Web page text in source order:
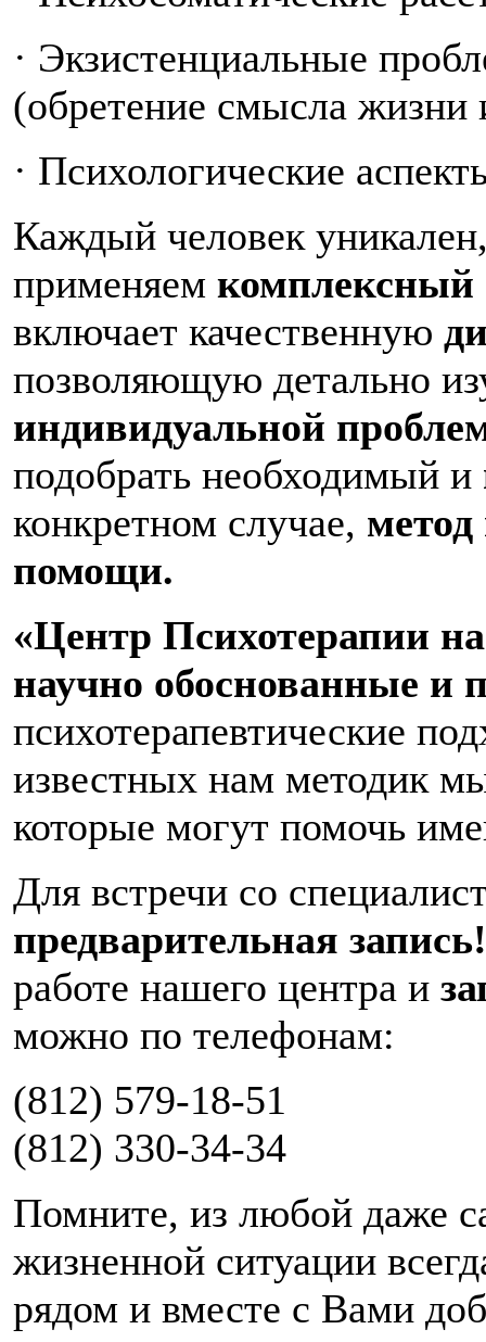
· Экзистенциальные
(обретение смысла жизни
· Психологические
Каждый человек
применяем комплексный
включает качественную
позволяющую детально
индивидуальной
подобрать необходимый и
конкретном случае, метод
помощи.
«Центр Психотерапии
научно обоснованные и
психотерапевтические
известных нам методик
которые могут помочь
Для встречи со
предварительная запись!
работе нашего центра и
можно по телефонам:
(812) 579-18-51
(812) 330-34-34
Помните, из любой даже
жизненной ситуации
рядом и вместе с Вами